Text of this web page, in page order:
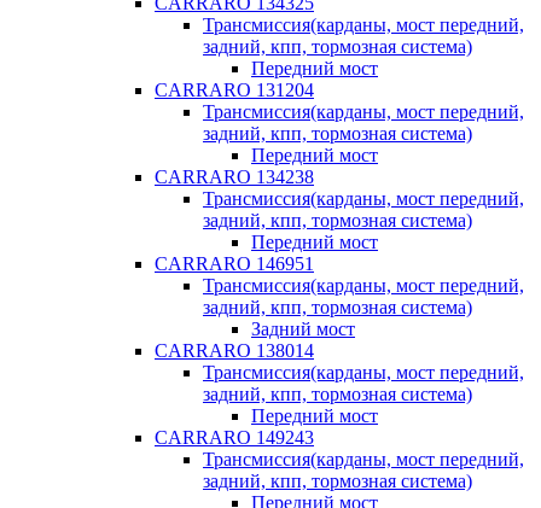
Трансмиссия(карданы, мост передний,
задний, кпп, тормозная система)
Передний мост
CARRARO 131204
Трансмиссия(карданы, мост передний,
задний, кпп, тормозная система)
Передний мост
CARRARO 134238
Трансмиссия(карданы, мост передний,
задний, кпп, тормозная система)
Передний мост
CARRARO 146951
Трансмиссия(карданы, мост передний,
задний, кпп, тормозная система)
Задний мост
CARRARO 138014
Трансмиссия(карданы, мост передний,
задний, кпп, тормозная система)
Передний мост
CARRARO 149243
Трансмиссия(карданы, мост передний,
задний, кпп, тормозная система)
Передний мост